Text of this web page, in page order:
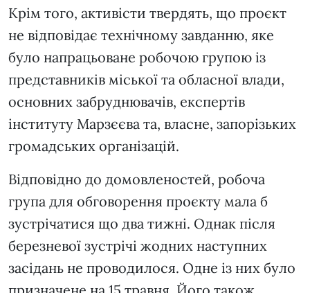
Крім того, активісти твердять, що проєкт
не відповідає технічному завданню, яке
було напрацьоване робочою групою із
представників міської та обласної влади,
основних забруднювачів, експертів
інституту Марзєєва та, власне, запорізьких
громадських організацій.
Відповідно до домовленостей, робоча
група для обговорення проєкту мала б
зустрічатися що два тижні. Однак після
березневої зустрічі жодних наступних
засідань не проводилося. Одне із них було